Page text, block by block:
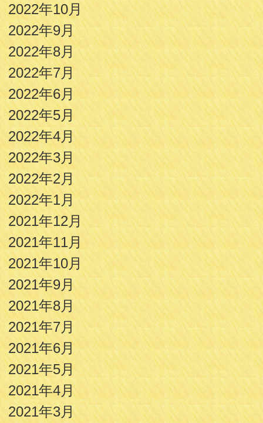
2022年10月
2022年9月
2022年8月
2022年7月
2022年6月
2022年5月
2022年4月
2022年3月
2022年2月
2022年1月
2021年12月
2021年11月
2021年10月
2021年9月
2021年8月
2021年7月
2021年6月
2021年5月
2021年4月
2021年3月